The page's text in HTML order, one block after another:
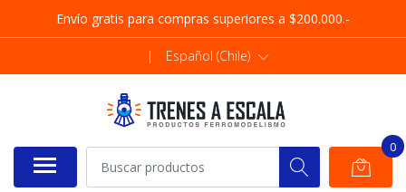
Envío gratis para compras superiores a $200.000.-
| Español (Chile)
0